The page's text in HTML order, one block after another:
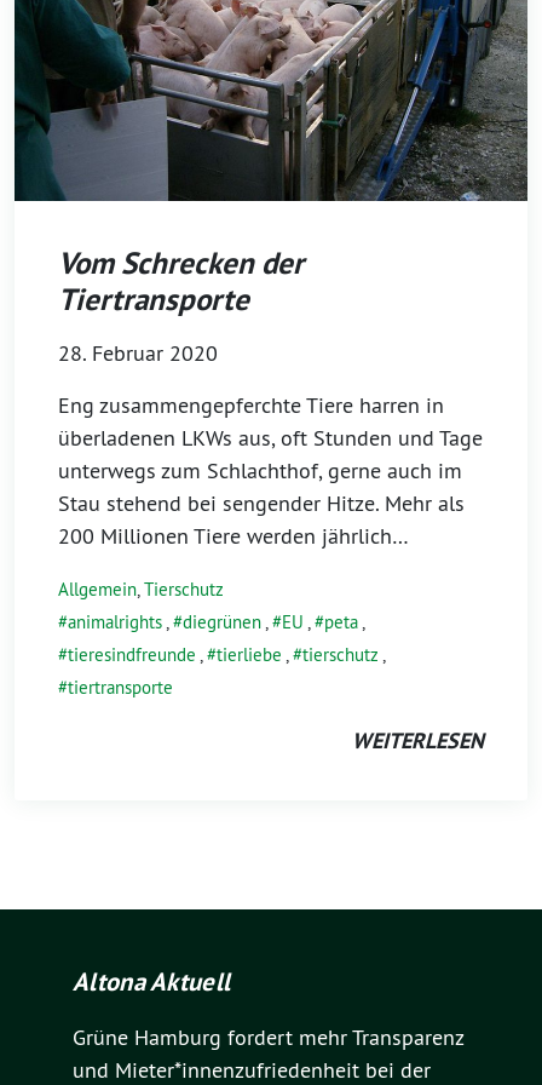
Vom Schrecken der
Tiertransporte
28. Februar 2020
Eng zusammengepferchte Tiere harren in
überladenen LKWs aus, oft Stunden und Tage
unterwegs zum Schlachthof, gerne auch im
Stau stehend bei sengender Hitze. Mehr als
200 Millionen Tiere werden jährlich…
Allgemein,Tierschutz
animalrights, diegrünen, EU , peta,
tieresindfreunde , tierliebe , tierschutz ,
tiertransporte
WEITERLESEN
Altona Aktuell
Grüne Hamburg fordert mehr Transparenz
und Mieter*innenzufriedenheit bei der